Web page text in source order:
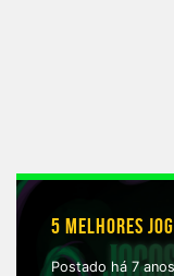
5 MELHORES
Postado há 7 anos